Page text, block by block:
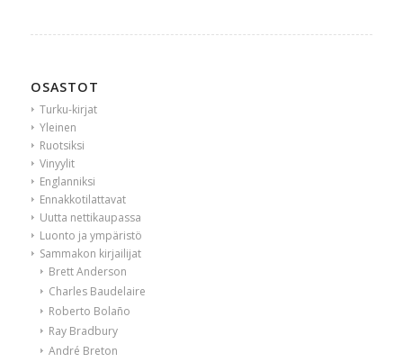
OSASTOT
Turku-kirjat
Yleinen
Ruotsiksi
Vinyylit
Englanniksi
Ennakkotilattavat
Uutta nettikaupassa
Luonto ja ympäristö
Sammakon kirjailijat
Brett Anderson
Charles Baudelaire
Roberto Bolaño
Ray Bradbury
André Breton